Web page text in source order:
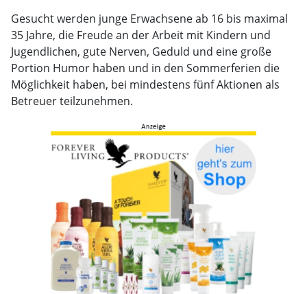
Gesucht werden junge Erwachsene ab 16 bis maximal
35 Jahre, die Freude an der Arbeit mit Kindern und
Jugendlichen, gute Nerven, Geduld und eine große
Portion Humor haben und in den Sommerferien die
Möglichkeit haben, bei mindestens fünf Aktionen als
Betreuer teilzunehmen.